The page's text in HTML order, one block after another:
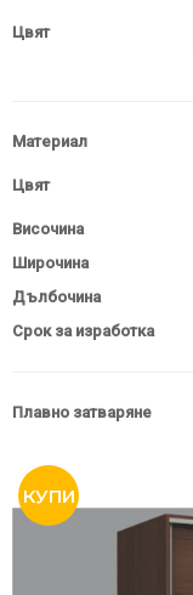
Цвят
Материал
Цвят
Височина
Широчина
Дълбочина
Срок за изработка
Плавно затваряне